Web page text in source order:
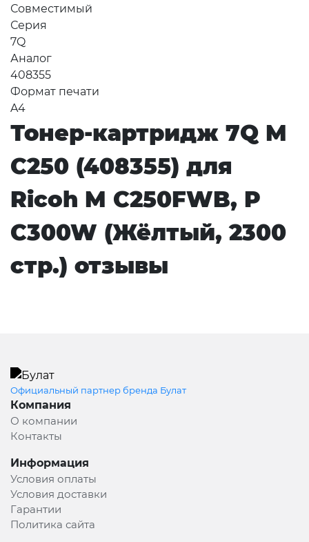
Совместимый
Серия
7Q
Аналог
408355
Формат печати
A4
Тонер-картридж 7Q M
C250 (408355) для
Ricoh M C250FWB, P
C300W (Жёлтый, 2300
стр.) отзывы
Официальный партнер бренда Булат
Компания
О компании
Контакты
Информация
Условия оплаты
Условия доставки
Гарантии
Политика сайта